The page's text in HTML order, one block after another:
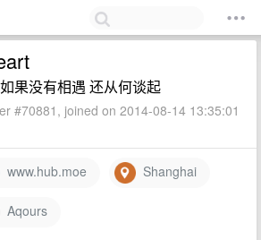
果没有相遇 还从何谈起
#70881, joined on 2014-08-14 13:35:01
www.hub.moe Shanghai
Aqours